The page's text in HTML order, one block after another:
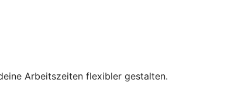
Arbeitszeiten flexibler gestalten.